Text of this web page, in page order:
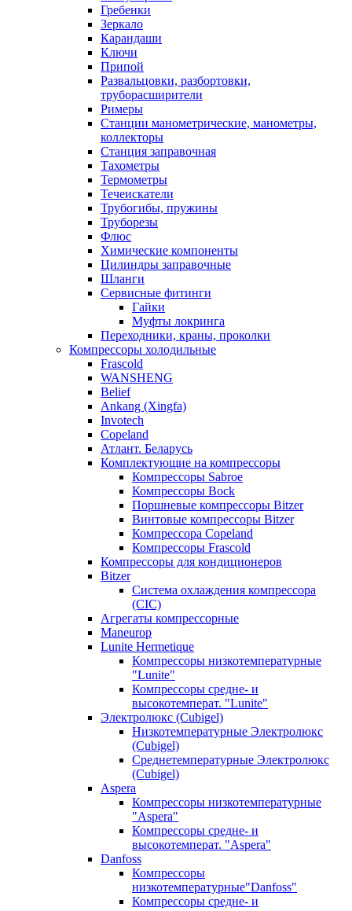
Гребенки
Зеркало
Карандаши
Ключи
Припой
Развальцовки, разбортовки,
труборасширители
Римеры
Станции манометрические, манометры,
коллекторы
Станция заправочная
Тахометры
Термометры
Течеискатели
Трубогибы, пружины
Труборезы
Флюс
Химические компоненты
Цилиндры заправочные
Шланги
Сервисные фитинги
Гайки
Муфты локринга
Переходники, краны, проколки
Компрессоры холодильные
Frascold
WANSHENG
Belief
Ankang (Xingfa)
Invotech
Copeland
Атлант. Беларусь
Комплектующие на компрессоры
Компрессоры Sabroe
Компрессоры Bock
Поршневые компрессоры Bitzer
Винтовые компрессоры Bitzer
Компрессора Copeland
Компрессоры Frascold
Компрессоры для кондиционеров
Bitzer
Система охлаждения компрессора
(CIC)
Агрегаты компрессорные
Maneurop
Lunite Hermetique
Компрессоры низкотемпературные
"Lunite"
Компрессоры средне- и
высокотемперат. "Lunite"
Электролюкс (Cubigel)
Низкотемпературные Электролюкс
(Cubigel)
Среднетемпературные Электролюкс
(Cubigel)
Aspera
Компрессоры низкотемпературные
"Aspera"
Компрессоры средне- и
высокотемперат. "Aspera"
Danfoss
Компрессоры
низкотемпературные"Danfoss"
Компрессоры средне- и